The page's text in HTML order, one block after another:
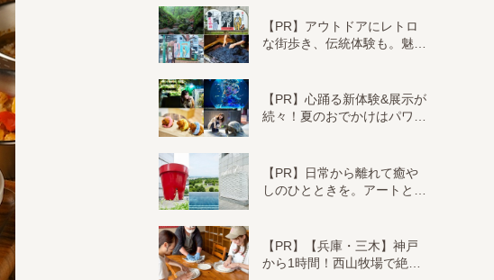
【PR】アウトドアにレトロ
な街歩き、伝統体験も。魅…
【PR】心踊る新体験&展示が
続々！夏のおでかけはパワ…
【PR】日常から離れて癒や
しのひとときを。アートと…
【PR】【兵庫・三木】神戸
から1時間！西山牧場で絶…